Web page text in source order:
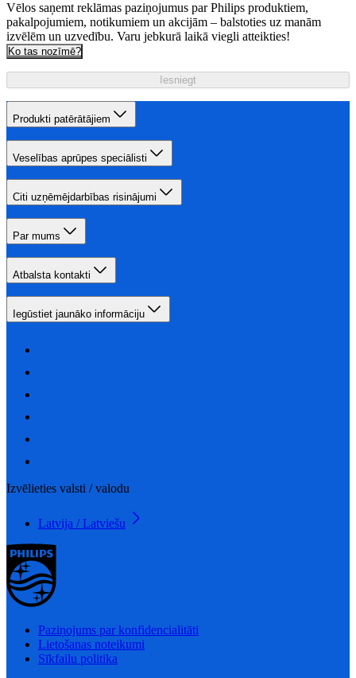
Vēlos saņemt reklāmas paziņojumus par Philips produktiem,
pakalpojumiem, notikumiem un akcijām – balstoties uz manām
izvēlēm un uzvedību. Varu jebkurā laikā viegli atteikties!
Ko tas nozīmē?
Iesniegt
Produkti patērātājiem
Veselības aprūpes speciālisti
Citi uzņēmējdarbības risinājumi
Par mums
Atbalsta kontakti
Iegūstiet jaunāko informāciju
Izvēlieties valsti / valodu
Latvija / Latviešu
Paziņojums par konfidencialitāti
Lietošanas noteikumi
Sīkfailu politika